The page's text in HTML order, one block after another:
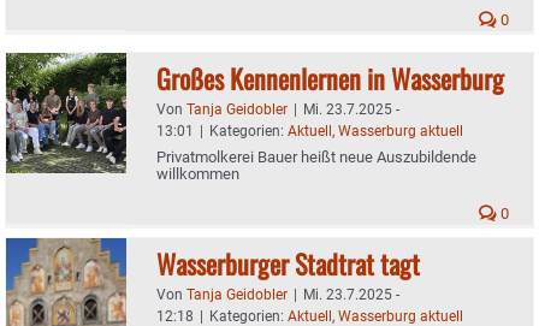
0
Großes Kennenlernen in Wasserburg
Von Tanja Geidobler | Mi. 23.7.2025 -
13:01 | Kategorien: Aktuell, Wasserburg aktuell
Privatmolkerei Bauer heißt neue Auszubildende
willkommen
0
Wasserburger Stadtrat tagt
Von Tanja Geidobler | Mi. 23.7.2025 -
12:18 | Kategorien: Aktuell, Wasserburg aktuell